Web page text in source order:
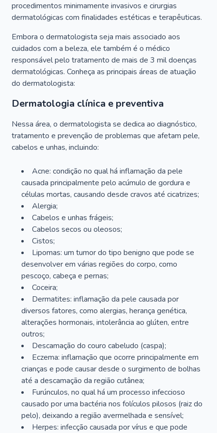
procedimentos minimamente invasivos e cirurgias
dermatológicas com finalidades estéticas e terapêuticas.
Embora o dermatologista seja mais associado aos
cuidados com a beleza, ele também é o médico
responsável pelo tratamento de mais de 3 mil doenças
dermatológicas. Conheça as principais áreas de atuação
do dermatologista:
Dermatologia clínica e preventiva
Nessa área, o dermatologista se dedica ao diagnóstico,
tratamento e prevenção de problemas que afetam pele,
cabelos e unhas, incluindo:
Acne: condição no qual há inflamação da pele
causada principalmente pelo acúmulo de gordura e
células mortas, causando desde cravos até cicatrizes;
Alergia;
Cabelos e unhas frágeis;
Cabelos secos ou oleosos;
Cistos;
Lipomas: um tumor do tipo benigno que pode se
desenvolver em várias regiões do corpo, como
pescoço, cabeça e pernas;
Coceira;
Dermatites: inflamação da pele causada por
diversos fatores, como alergias, herança genética,
alterações hormonais, intolerância ao glúten, entre
outros;
Descamação do couro cabeludo (caspa);
Eczema: inflamação que ocorre principalmente em
crianças e pode causar desde o surgimento de bolhas
até a descamação da região cutânea;
Furúnculos, no qual há um processo infeccioso
causado por uma bactéria nos folículos pilosos (raiz do
pelo), deixando a região avermelhada e sensível;
Herpes: infecção causada por vírus e que pode